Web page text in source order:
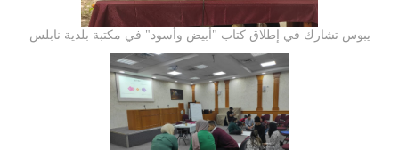
يبوس تشارك في إطلاق كتاب "أبيض وأسود" في مكتبة بلدية نابلس